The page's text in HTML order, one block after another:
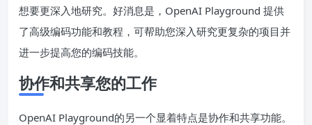
想要更深入地研究。好消息是，OpenAI Playground 提供
了高级编码功能和教程，可帮助您深入研究更复杂的项目并
进一步提高您的编码技能。
协作和共享您的工作
OpenAI Playground的另一个显着特点是协作和共享功能。